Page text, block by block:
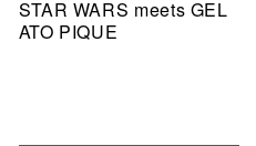
STAR WARS meets GEL
ATO PIQUE